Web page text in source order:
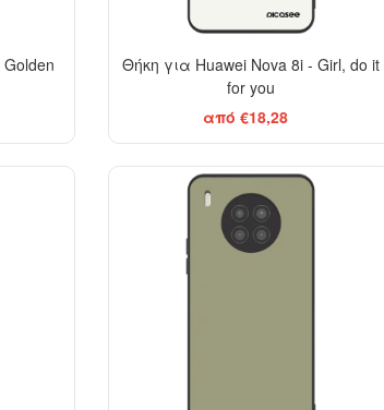
Θήκη για Huawei Nova 8i - Girl, do it
for you
από €18,28